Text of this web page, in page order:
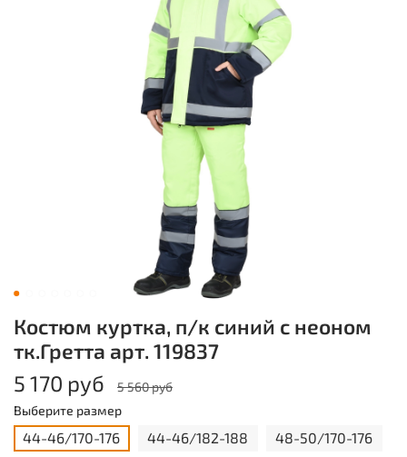
Костюм куртка, п/к синий с неоном
тк.Гретта арт. 119837
5 170 руб
5 560 руб
Выберите размер
44-46/170-176 44-46/182-188 48-50/170-176